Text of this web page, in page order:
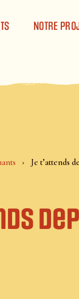
NOTRE
Je t’attends